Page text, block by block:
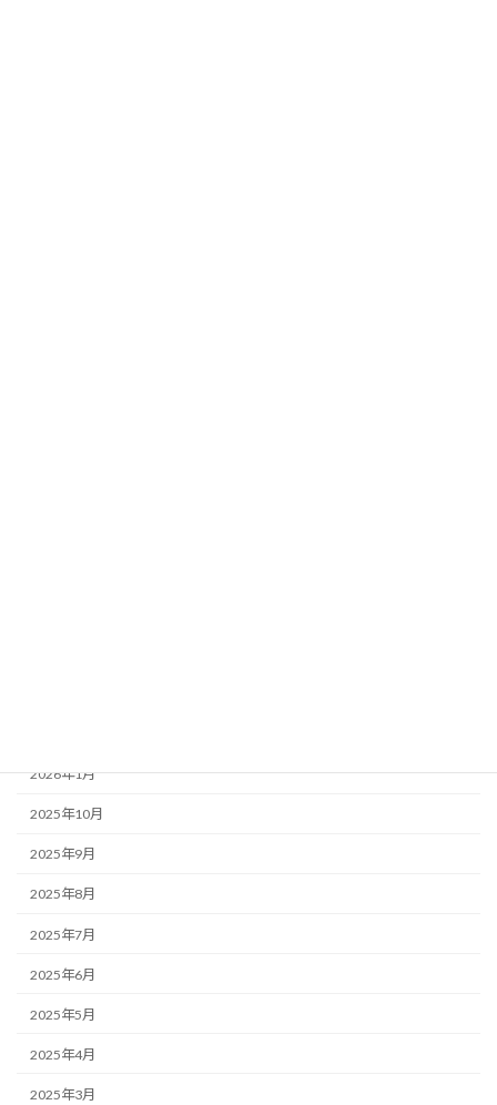
2026年1月
2025年10月
2025年9月
2025年8月
2025年7月
2025年6月
2025年5月
2025年4月
2025年3月